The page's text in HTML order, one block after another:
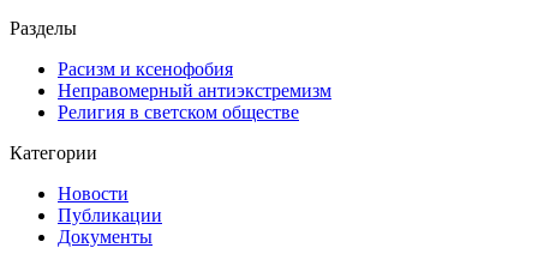
Разделы
Расизм и ксенофобия
Неправомерный антиэкстремизм
Религия в светском обществе
Категории
Новости
Публикации
Документы